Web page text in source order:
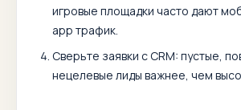
игровые площадки часто дают
app трафик.
Сверьте заявки с CRM: пустые,
нецелевые лиды важнее, чем